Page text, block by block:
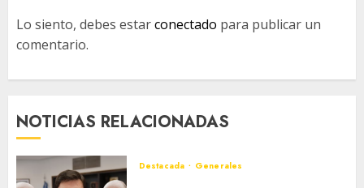
Lo siento, debes estarconectado para publicar un
comentario.
NOTICIAS RELACIONADAS
Destacada Generales